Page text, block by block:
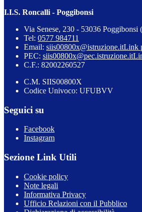
I.I.S. Roncalli - Poggibonsi
Via Senese, 230 - 53036 Poggibonsi
Tel: 0577 984711
Email: siis00800x@istruzione.itLink
PEC: siis00800x@pec.istruzione.it
C.F.: 82002260527
C.M. SIIS00800X
Codice Univoco: UFUBVV
Seguici su
Facebook
Instagram
Sezione Link Utili
Cookie policy
Note legali
Informativa Privacy
Ufficio Relazioni con il Pubblico